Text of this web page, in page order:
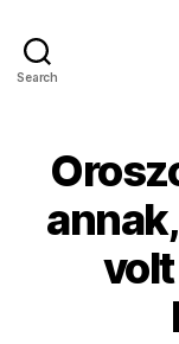
Search